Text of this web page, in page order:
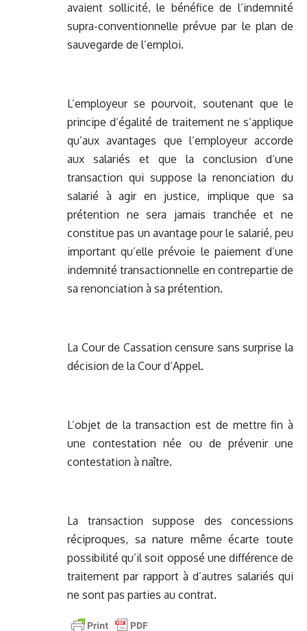
avaient sollicité, le bénéfice de l’indemnité
supra-conventionnelle prévue par le plan de
sauvegarde de l’emploi.
L’employeur se pourvoit, soutenant que le
principe d’égalité de traitement ne s’applique
qu’aux avantages que l’employeur accorde
aux salariés et que la conclusion d’une
transaction qui suppose la renonciation du
salarié à agir en justice, implique que sa
prétention ne sera jamais tranchée et ne
constitue pas un avantage pour le salarié, peu
important qu’elle prévoie le paiement d’une
indemnité transactionnelle en contrepartie de
sa renonciation à sa prétention.
La Cour de Cassation censure sans surprise la
décision de la Cour d’Appel.
L’objet de la transaction est de mettre fin à
une contestation née ou de prévenir une
contestation à naître.
La transaction suppose des concessions
réciproques, sa nature même écarte toute
possibilité qu’il soit opposé une différence de
traitement par rapport à d’autres salariés qui
ne sont pas parties au contrat.